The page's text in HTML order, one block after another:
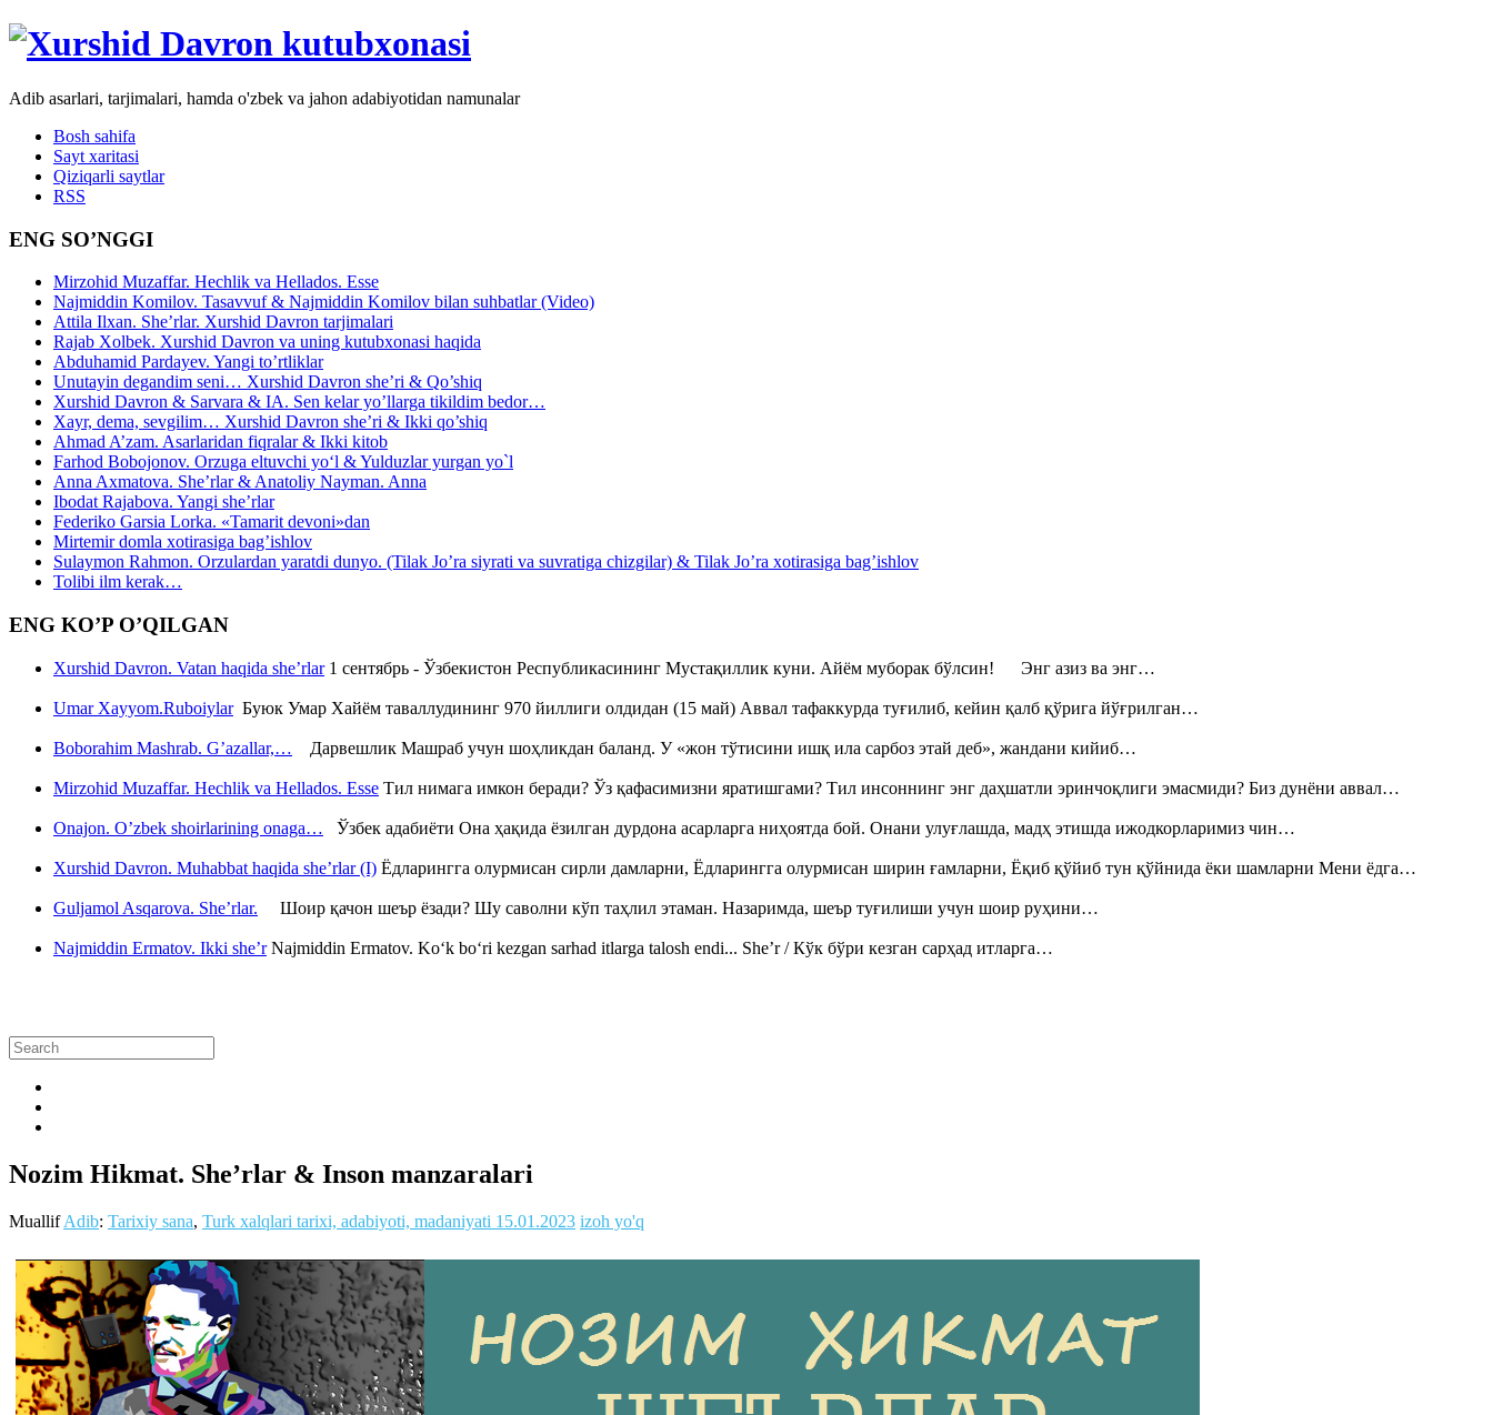
Adib asarlari, tarjimalari, hamda o'zbek va jahon adabiyotidan namunalar
Bosh sahifa
Sayt xaritasi
Qiziqarli saytlar
RSS
ENG SO’NGGI
Mirzohid Muzaffar. Hechlik va Hellados. Esse
Najmiddin Komilov. Tasavvuf & Najmiddin Komilov bilan suhbatlar (Video)
Attila Ilxan. She’rlar. Xurshid Davron tarjimalari
Rajab Xolbek. Xurshid Davron va uning kutubxonasi haqida
Abduhamid Pardayev. Yangi to’rtliklar
Unutayin degandim seni… Xurshid Davron she’ri & Qo’shiq
Xurshid Davron & Sarvara & IA. Sen kelar yo’llarga tikildim bedor…
Xayr, dema, sevgilim… Xurshid Davron she’ri & Ikki qo’shiq
Ahmad A’zam. Asarlaridan fiqralar & Ikki kitob
Farhod Bobojonov. Orzuga eltuvchi yo‘l & Yulduzlar yurgan yo`l
Anna Axmatova. She’rlar & Anatoliy Nayman. Anna
Ibodat Rajabova. Yangi she’rlar
Federiko Garsia Lorka. «Tamarit devoni»dan
Mirtemir domla xotirasiga bag’ishlov
Sulaymon Rahmon. Orzulardan yaratdi dunyo. (Tilak Jo’ra siyrati va suvratiga chizgilar) & Tilak Jo’ra xotirasiga bag’ishlov
Tolibi ilm kerak…
ENG KO’P O’QILGAN
Xurshid Davron. Vatan haqida she’rlar1 сентябрь - Ўзбекистон Республикасининг Мустақиллик куни. Айём муборак бўлсин! Энг азиз ва энг…
Umar Xayyom.RuboiylarБуюк Умар Хайём таваллудининг 970 йиллиги олдидан (15 май) Аввал тафаккурда туғилиб, кейин қалб қўрига йўғрилган…
Boborahim Mashrab. G’azallar,… Дарвешлик Машраб учун шоҳликдан баланд. У «жон тўтисини ишқ ила сарбоз этай деб», жандани кийиб…
Mirzohid Muzaffar. Hechlik va Hellados. Esse Тил нимага имкон беради? Ўз қафасимизни яратишгами? Тил инсоннинг энг даҳшатли эринчоқлиги эмасмиди? Биз дунёни аввал…
Onajon. O’zbek shoirlarining onaga… Ўзбек адабиёти Она ҳақида ёзилган дурдона асарларга ниҳоятда бой. Онани улуғлашда, мадҳ этишда ижодкорларимиз чин…
Xurshid Davron. Muhabbat haqida she’rlar (I) Ёдларингга олурмисан сирли дамларни, Ёдларингга олурмисан ширин ғамларни, Ёқиб қўйиб тун қўйнида ёки шамларни Мени ёдга…
Guljamol Asqarova. She’rlar. Шоир қачон шеър ёзади? Шу саволни кўп таҳлил этаман. Назаримда, шеър туғилиши учун шоир руҳини…
Najmiddin Ermatov. Ikki she’rNajmiddin Ermatov. Ko‘k bo‘ri kezgan sarhad itlarga talosh endi... She’r / Кўк бўри кезган сарҳад итларга…
Nozim Hikmat. She’rlar & Inson manzaralari
MuallifAdib: Tarixiy sana, Turk xalqlari tarixi, adabiyoti, madaniyati 15.01.2023 izoh yo'q